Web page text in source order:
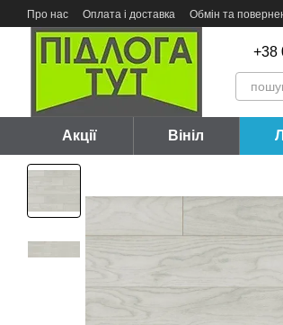
Перейти до основного контенту
Про нас Оплата і доставка Обмін та
+38
Акції Вініл